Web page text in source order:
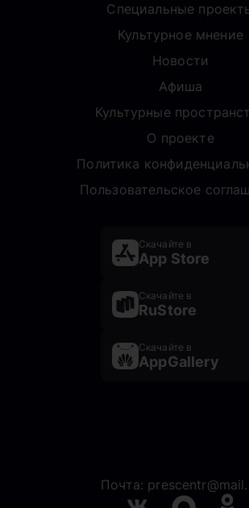
Специальные
Культурное мнение
Новости
Афиша
Культурные
О проекте
Политика
Пользовательское
Скачайте в
App Store
Скачайте в
RuStore
Скачайте в
AppGallery
Почта: